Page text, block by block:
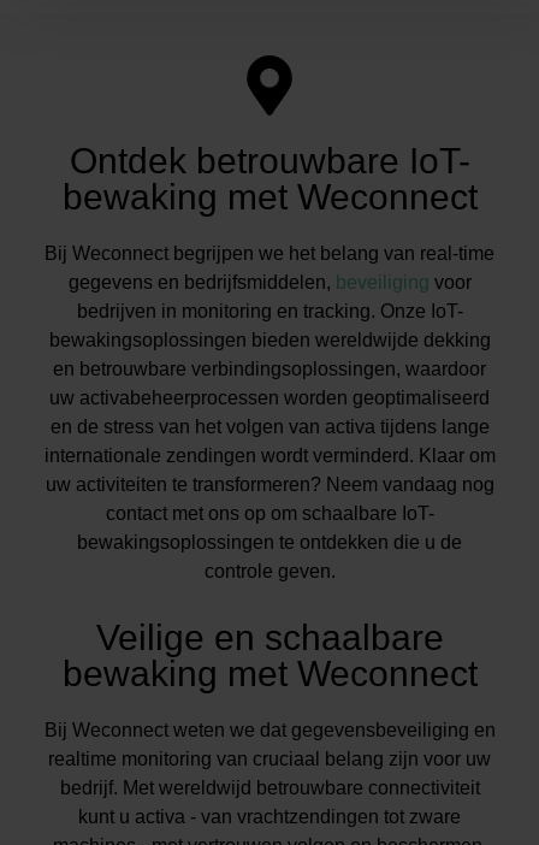
Ontdek betrouwbare IoT-
bewaking met Weconnect
Bij Weconnect begrijpen we het belang van real-time
gegevens en bedrijfsmiddelen, beveiliging voor
bedrijven in monitoring en tracking. Onze IoT-
bewakingsoplossingen bieden wereldwijde dekking
en betrouwbare verbindingsoplossingen, waardoor
uw activabeheerprocessen worden geoptimaliseerd
en de stress van het volgen van activa tijdens lange
internationale zendingen wordt verminderd. Klaar om
uw activiteiten te transformeren? Neem vandaag nog
contact met ons op om schaalbare IoT-
bewakingsoplossingen te ontdekken die u de
controle geven.
Veilige en schaalbare
bewaking met Weconnect
Bij Weconnect weten we dat gegevensbeveiliging en
realtime monitoring van cruciaal belang zijn voor uw
bedrijf. Met wereldwijd betrouwbare connectiviteit
kunt u activa - van vrachtzendingen tot zware